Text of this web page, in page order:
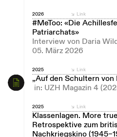
2026
#MeToo: «Die
Patriarchats»
Interview von Daria
05. März 2026
Link
2025
„Auf den Schultern von
in: UZH Magazin 4
Link
2025
Klassenlagen. More
Retrospektive zum
Nachkriegskino
Link